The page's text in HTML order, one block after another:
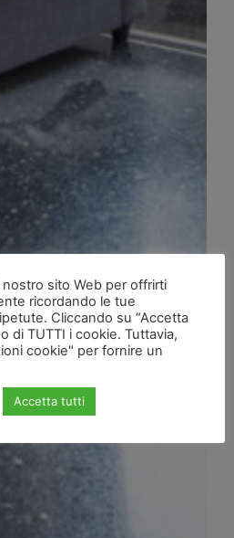
sito Web per offrirti
ricordando le tue
Cliccando su “Accetta
di TUTTI i cookie. Tuttavia,
cookie" per fornire un
Accetta tutti